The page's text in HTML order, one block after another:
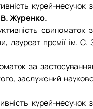
курей-несучок
Журенко.
свиноматок
лауреат премії ім. С.
за
заслужений
курей-несучок